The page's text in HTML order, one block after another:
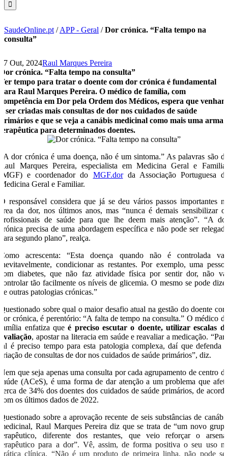
SaudeOnline.pt /APP - Geral /Dor crónica. “Falta tempo na
consulta”
17 Out, 2024Raul Marques Pereira
Dor crónica. “Falta tempo na consulta”
Ter tempo para tratar o doente com dor crónica é fundamental
para Raul Marques Pereira. O médico de família, com
competência em Dor pela Ordem dos Médicos, espera que venham
a ser criadas mais consultas de dor nos cuidados de saúde
primários e que se veja a canábis medicinal como mais uma arma
terapêutica para determinados doentes.
“A dor crónica é uma doença, não é um sintoma.” As palavras são de
Raul Marques Pereira, especialista em Medicina Geral e Familiar
(MGF) e coordenador do MGF.dorda Associação Portuguesa de
Medicina Geral e Familiar.
O responsável considera que já se deu vários passos importantes na
área da dor, nos últimos anos, mas “nunca é demais sensibilizar os
profissionais de saúde para que lhe deem mais atenção”. “A dor
crónica precisa de uma abordagem específica e não pode ser relegada
para segundo plano”, realça.
Como acrescenta: “Esta doença quando não é controlada vai,
inevitavelmente, condicionar as restantes. Por exemplo, uma pessoa
com diabetes, que não faz atividade física por sentir dor, não vai
controlar tão facilmente os níveis de glicemia. O mesmo se pode dizer
de outras patologias crónicas.”
Questionado sobre qual o maior desafio atual na gestão do doente com
dor crónica, é perentório: “A falta de tempo na consulta.” O médico de
família enfatiza queé preciso escutar o doente, utilizar escalas de
avaliação, apostar na literacia em saúde e reavaliar a medicação. “Para
tal é preciso tempo para esta patologia complexa, daí que defenda a
criação de consultas de dor nos cuidados de saúde primários”, diz.
Nem que seja apenas uma consulta por cada agrupamento de centro de
saúde (ACeS), é uma forma de dar atenção a um problema que afeta
cerca de 34% dos doentes dos cuidados de saúde primários, de acordo
com os últimos dados de 2022.
Questionado sobre a aprovação recente de seis substâncias de canábis
medicinal, Raul Marques Pereira diz que se trata de “um novo grupo
terapêutico, diferente dos restantes, que veio reforçar o arsenal
terapêutico para a dor”. Vê, assim, de forma positiva o seu uso na
prática clínica. “Não é um produto de primeira linha, não pode ser